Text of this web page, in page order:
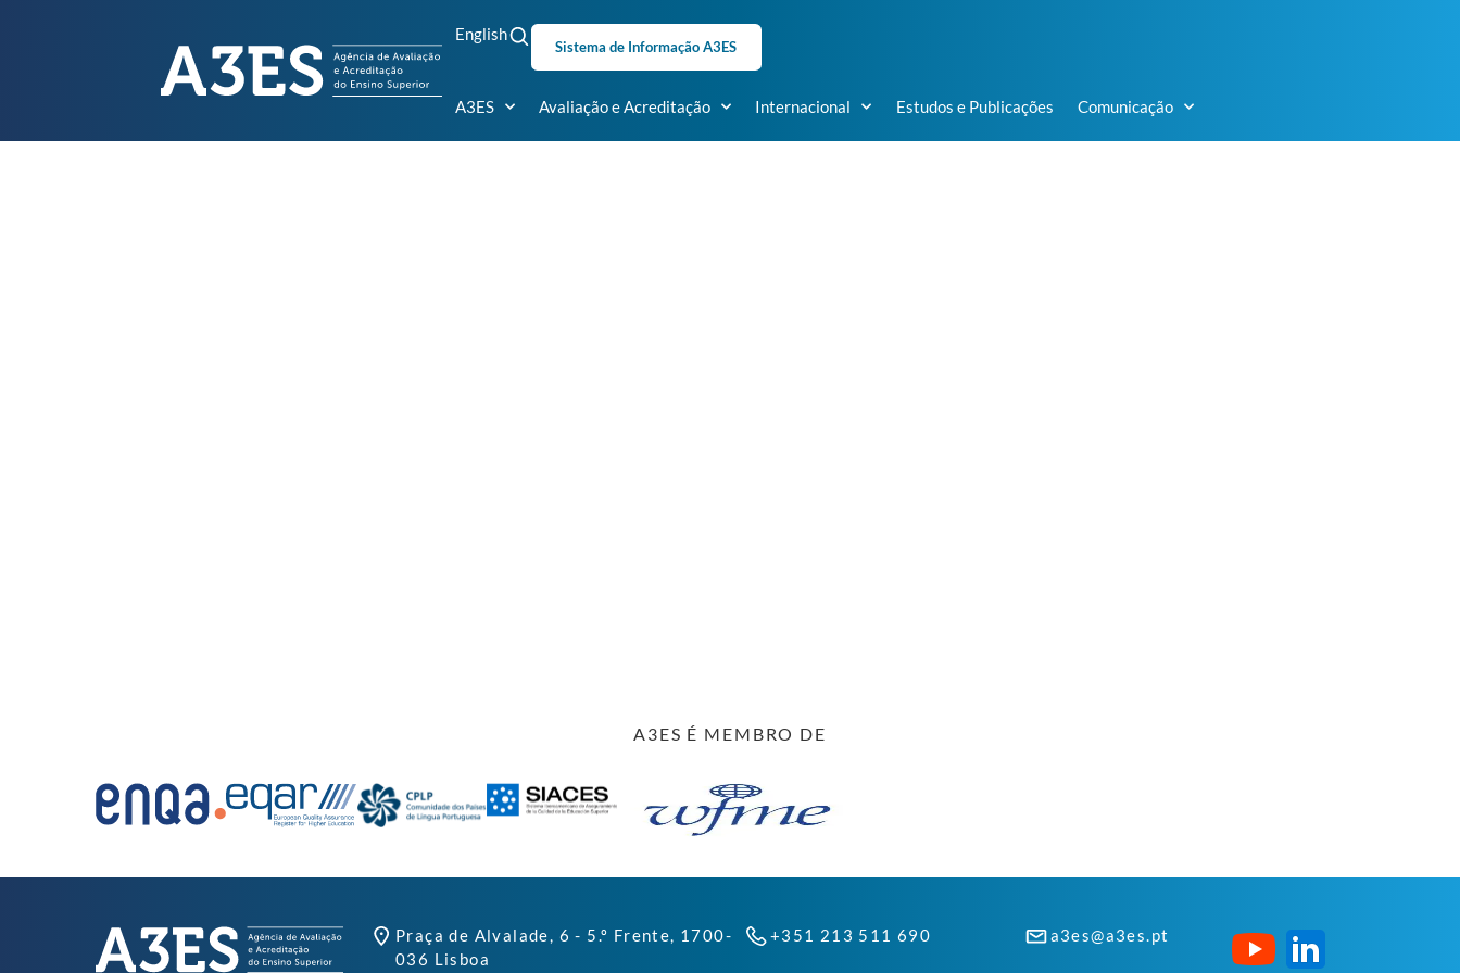
English
Sistema de Informação A3ES
A3ES Avaliação e Acreditação Internacional Estudos e Publicações Comunicação
A3ES É MEMBRO DE
Praça de Alvalade, 6 - 5.º Frente, 1700-
036 Lisboa
+351 213 511 690 a3es@a3es.pt